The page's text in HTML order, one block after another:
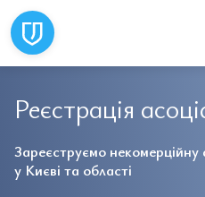
Реєстрація
Зареєструємо
у Києві та області